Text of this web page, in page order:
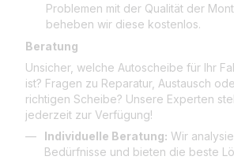
Problemen mit der Qualität der
beheben wir diese kostenlos.
Beratung
Unsicher, welche Autoscheibe für Ihr
ist? Fragen zu Reparatur, Austausch
richtigen Scheibe? Unsere Experten
jederzeit zur Verfügung!
Individuelle Beratung: Wir
Bedürfnisse und bieten die beste